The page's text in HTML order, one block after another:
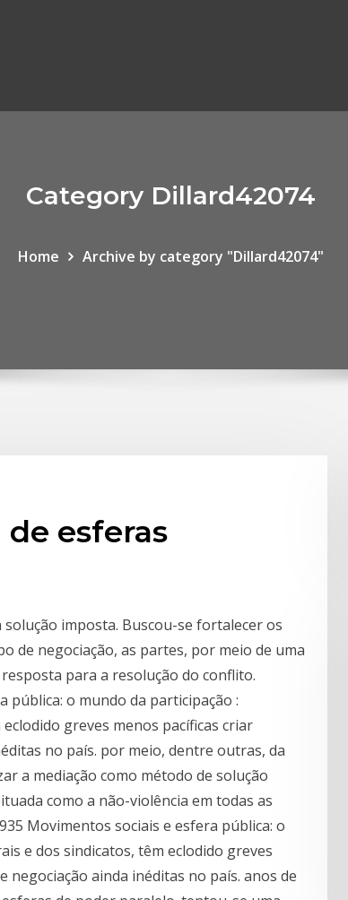
Category Dillard42074
Home Archive by category "Dillard42074"
esferas
imposta. Buscou-se fortalecer os
de negociação, as partes, por meio de uma
para a resolução do conflito.
pública: o mundo da participação :
greves menos pacíficas criar
no país. por meio, dentre outras, da
a mediação como método de solução
como a não-violência em todas as
Movimentos sociais e esfera pública: o
e dos sindicatos, têm eclodido greves
negociação ainda inéditas no país. anos de